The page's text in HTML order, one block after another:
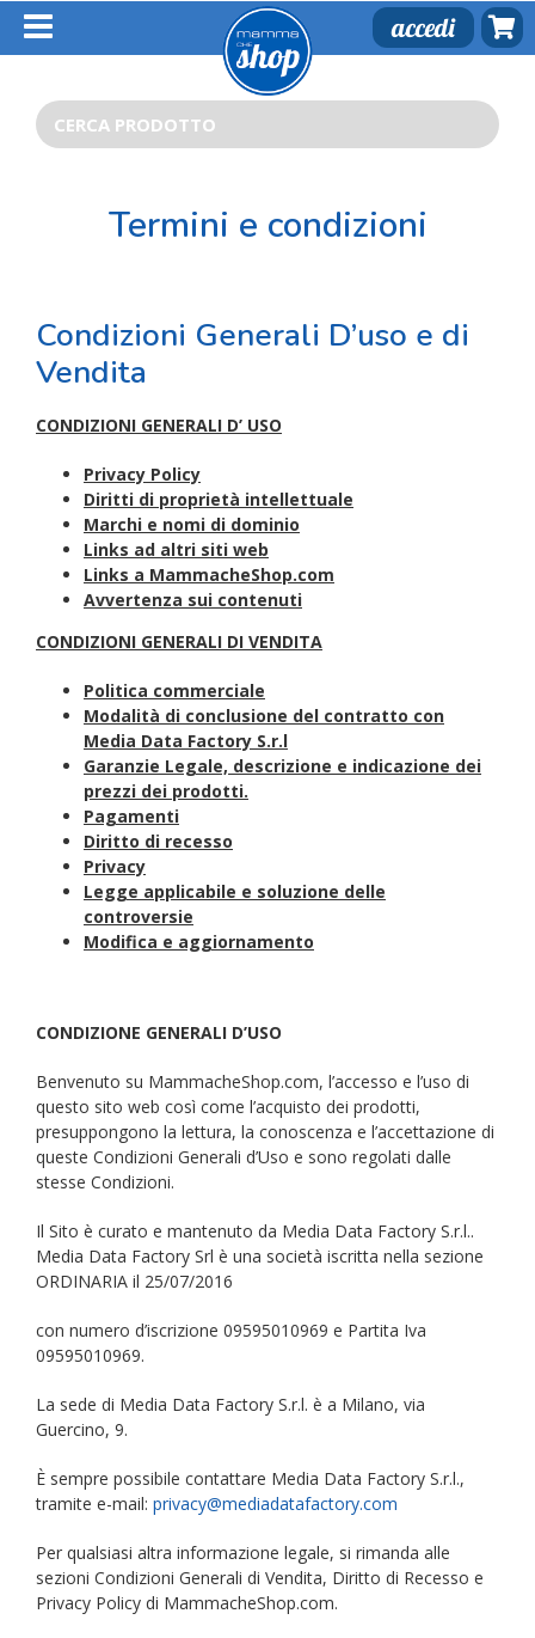
Salta
contenuto
accedi
Cerca
per:
Termini e condizioni
Condizioni Generali D’uso e di
Vendita
CONDIZIONI GENERALI D’ USO
Privacy Policy
Diritti di proprietà intellettuale
Marchi e nomi di dominio
Links ad altri siti web
Links a MammacheShop.com
Avvertenza sui contenuti
CONDIZIONI GENERALI DI VENDITA
Politica commerciale
Modalità di conclusione del contratto con
Media Data Factory S.r.l
Garanzie Legale, descrizione e indicazione dei
prezzi dei prodotti.
Pagamenti
Diritto di recesso
Privacy
Legge applicabile e soluzione delle
controversie
Modifica e aggiornamento
CONDIZIONE GENERALI D’USO
Benvenuto su MammacheShop.com, l’accesso e l’uso di
questo sito web così come l’acquisto dei prodotti,
presuppongono la lettura, la conoscenza e l’accettazione di
queste Condizioni Generali d’Uso e sono regolati dalle
stesse Condizioni.
Il Sito è curato e mantenuto da Media Data Factory S.r.l..
Media Data Factory Srl è una società iscritta nella sezione
ORDINARIA il 25/07/2016
con numero d’iscrizione 09595010969 e Partita Iva
09595010969.
La sede di Media Data Factory S.r.l. è a Milano, via
Guercino, 9.
È sempre possibile contattare Media Data Factory S.r.l.,
tramite e-mail: privacy@mediadatafactory.com
Per qualsiasi altra informazione legale, si rimanda alle
sezioni Condizioni Generali di Vendita, Diritto di Recesso e
Privacy Policy di MammacheShop.com.